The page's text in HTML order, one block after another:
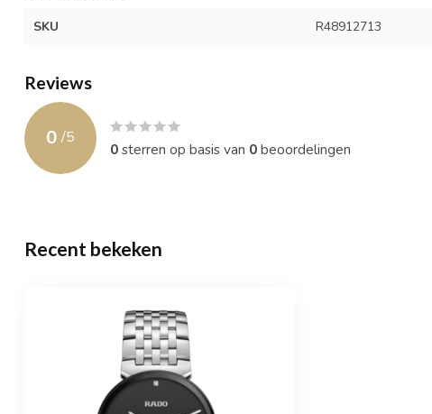
SKU R48912713
Reviews
0 /5
0sterren op basis van 0beoordelingen
Recent bekeken